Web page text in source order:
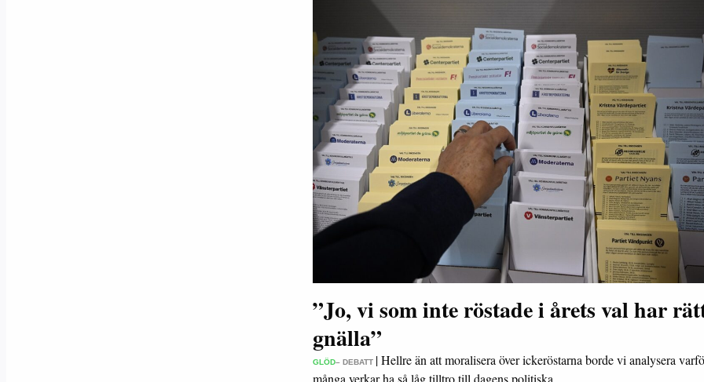
”Jo, vi som inte röstade i årets val har
gnälla”
GLÖD– DEBATT |Hellre än att moralisera över ickeröstarna borde vi analysera
många verkar ha så låg tilltro till dagens politiska…